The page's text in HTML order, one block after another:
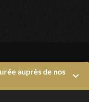
auprès de nos